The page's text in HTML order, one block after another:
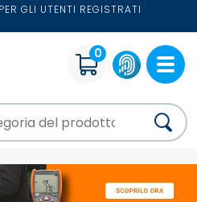
GLI UTENTI REGISTRATI
0